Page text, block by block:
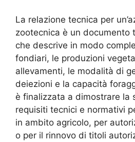
La relazione tecnica per
zootecnica è un documento
che descrive in modo
fondiari, le produzioni
allevamenti, le modalità di
deiezioni e la capacità
è finalizzata a dimostrare la
requisiti tecnici e normativi
in ambito agricolo, per
o per il rinnovo di titoli